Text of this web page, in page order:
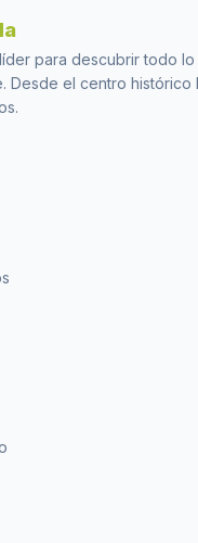
para descubrir todo
Desde el centro histórico